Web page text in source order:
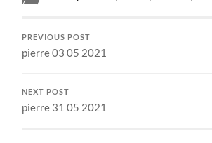
PREVIOUS POST
pierre 03 05 2021
NEXT POST
pierre 31 05 2021